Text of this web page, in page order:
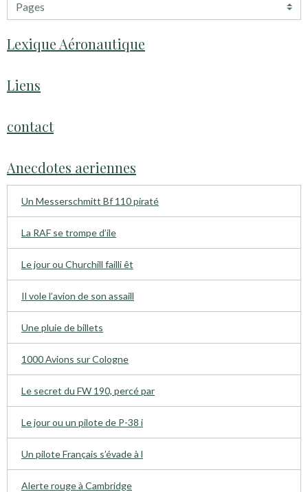
Lexique Aéronautique
Liens
contact
Anecdotes aeriennes
Un Messerschmitt Bf 110 piraté
La RAF se trompe d’ile
Le jour ou Churchill failli êt
Il vole l’avion de son assaill
Une pluie de billets
1000 Avions sur Cologne
Le secret du FW 190, percé par
Le jour ou un pilote de P-38 i
Un pilote Français s’évade à l
Alerte rouge à Cambridge